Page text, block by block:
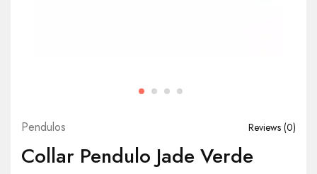
Pendulos Reviews (0)
Collar Pendulo Jade Verde